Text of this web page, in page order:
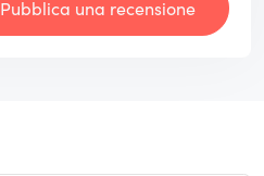
Pubblica una recensione